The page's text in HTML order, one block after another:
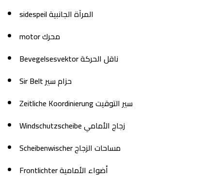
sidespeil المرآة الجانبية
motor محرك
Bevegelsesvektor ناقل الحركة
Sir Belt حزام سير
Zeitliche Koordinierung سير التوقيت
Windschutzscheibe زجاج الأمامي
Scheibenwischer مساحات الزجاج
Frontlichter أضواء الأمامية